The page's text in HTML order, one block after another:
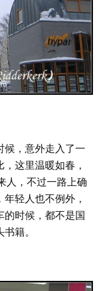
候，意外走入了一
这里温暖如春，
人，不过一路上确
轻人也不例外，
的时候，都不是国
籍。